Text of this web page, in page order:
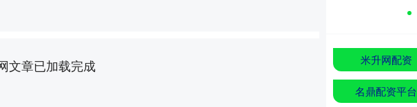
文章已加载完成 米升网配资
名鼎配资平台